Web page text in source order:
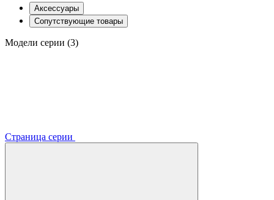
Аксессуары
Сопутствующие товары
Модели серии (3)
Страница серии